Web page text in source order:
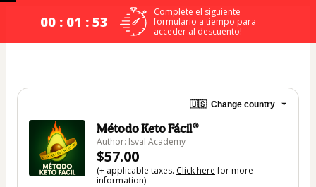
00 : 01 : 52
Complete el siguiente
formulario a tiempo para
acceder al descuento!
🇺🇸 Change country
Método Keto Fácil®
Author: Isval Academy
$57.00
(+ applicable taxes. Click herefor more
information)